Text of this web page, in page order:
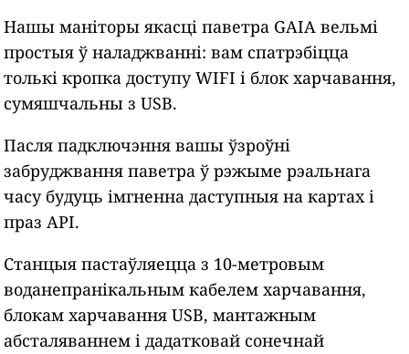
Нашы маніторы якасці паветра GAIA вельмі
простыя ў наладжванні: вам спатрэбіцца
толькі кропка доступу WIFI і блок харчавання,
сумяшчальны з USB.
Пасля падключэння вашы ўзроўні
забруджвання паветра ў рэжыме рэальнага
часу будуць імгненна даступныя на картах і
праз API.
Станцыя пастаўляецца з 10-метровым
воданепранікальным кабелем харчавання,
блокам харчавання USB, мантажным
абсталяваннем і дадатковай сонечнай